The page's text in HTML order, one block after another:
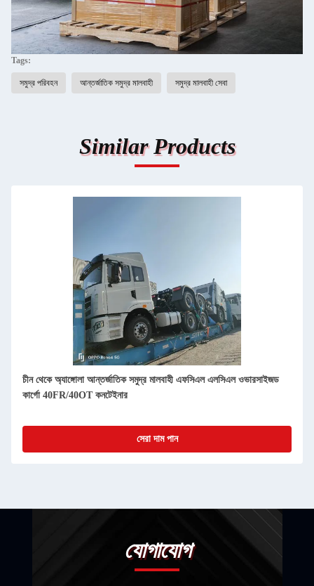
Tags:
সমুদ্র পরিবহন আন্তর্জাতিক সমুদ্র মালবাহী সমুদ্র মালবাহী সেবা
Similar Products
চীন থেকে অ্যাঙ্গোলা আন্তর্জাতিক সমুদ্র মালবাহী এফসিএল এলসিএল ওভারসাইজড
কার্গো 40FR/40OT কনটেইনার
সেরা দাম পান
যোগাযোগ